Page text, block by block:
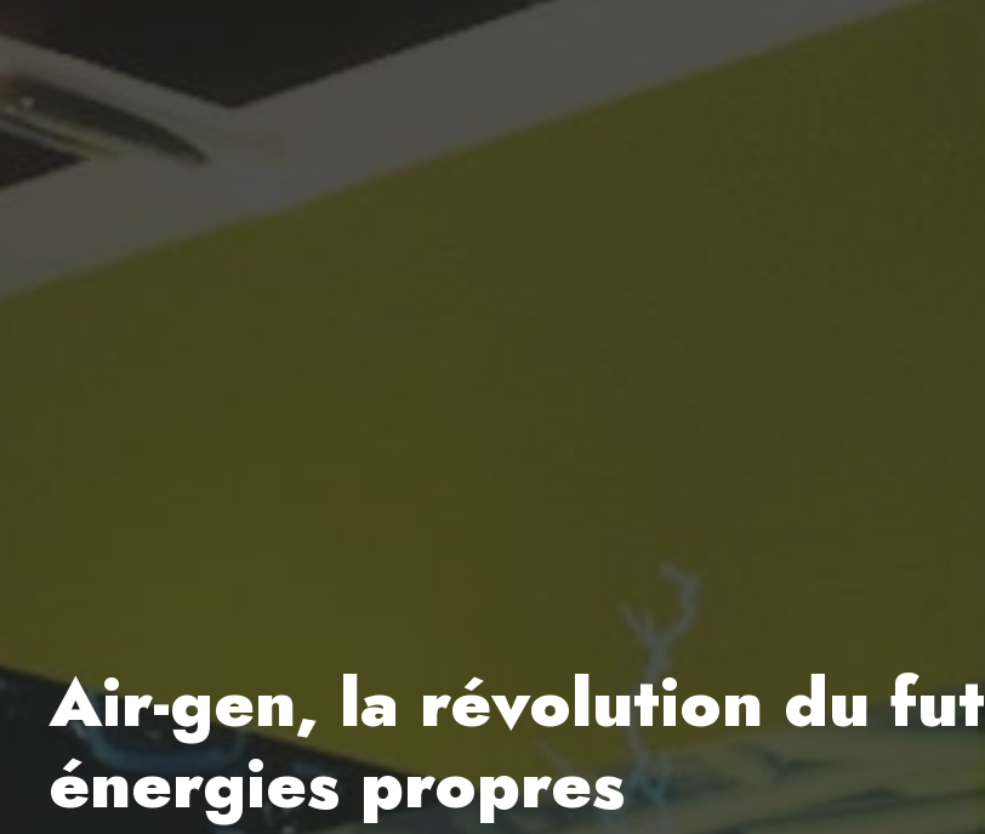
Air-gen, la révolution du
énergies propres